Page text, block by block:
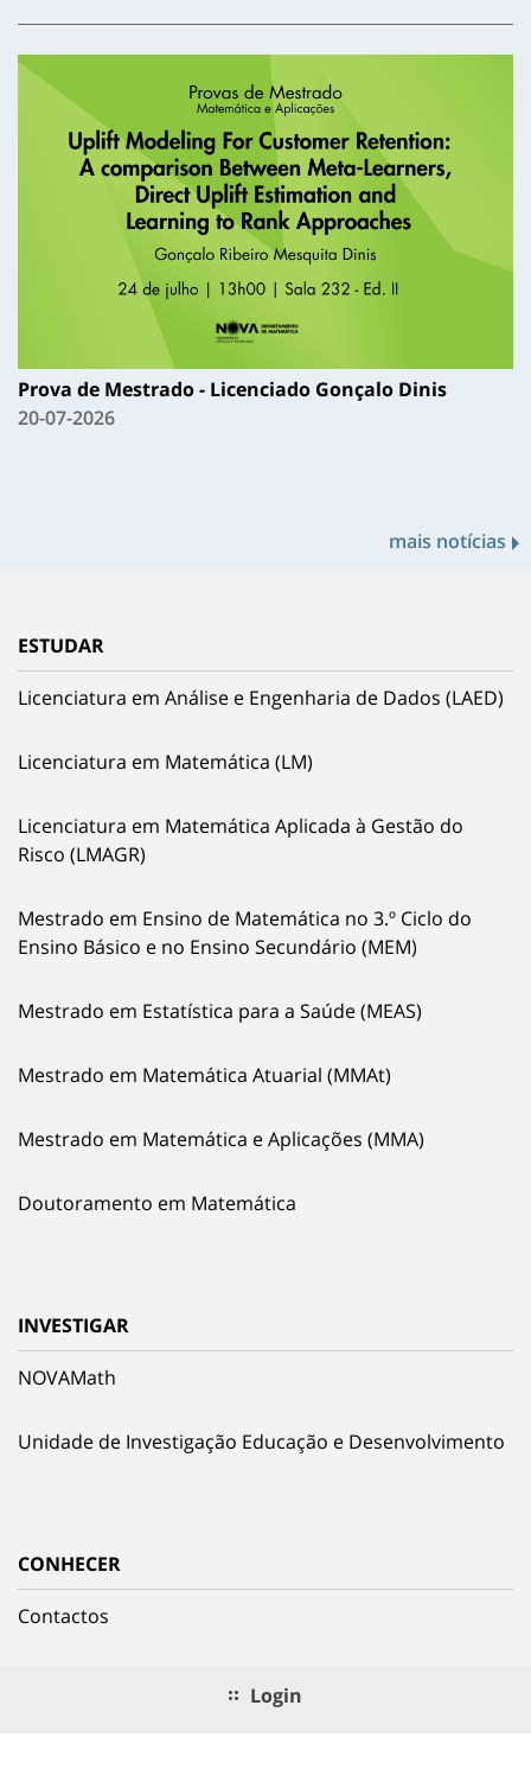
Prova de Mestrado - Licenciado Gonçalo Dinis
20-07-2026
mais notícias
ESTUDAR
Licenciatura em Análise e Engenharia de Dados (LAED)
Licenciatura em Matemática (LM)
Licenciatura em Matemática Aplicada à Gestão do
Risco (LMAGR)
Mestrado em Ensino de Matemática no 3.º Ciclo do
Ensino Básico e no Ensino Secundário (MEM)
Mestrado em Estatística para a Saúde (MEAS)
Mestrado em Matemática Atuarial (MMAt)
Mestrado em Matemática e Aplicações (MMA)
Doutoramento em Matemática
INVESTIGAR
NOVAMath
Unidade de Investigação Educação e Desenvolvimento
CONHECER
Contactos
Login